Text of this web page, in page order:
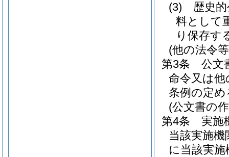
(3)
歴史
料として
り保存す
(他の法令
第3条
公文
命令又は
条例の定
(公文書の
第4条
実施
当該実施
に当該実